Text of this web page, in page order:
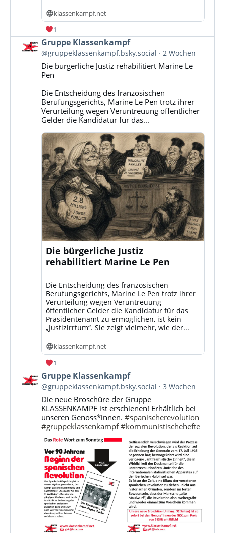
klassenkampf.net
1
Beitrag
von
Gruppe
Klassenkampf
Bluesky
ansehen
Gruppe Klassenkampf
@gruppeklassenkampf.bsky.social 2 Wochen
Die bürgerliche Justiz rehabilitiert Marine Le
Pen
Die Entscheidung des französischen
Berufungsgerichts, Marine Le Pen trotz ihrer
Verurteilung wegen Veruntreuung öffentlicher
Gelder die Kandidatur für das...
Die bürgerliche Justiz
rehabilitiert Marine Le Pen
Die Entscheidung des französischen
Berufungsgerichts, Marine Le Pen trotz ihrer
Verurteilung wegen Veruntreuung
öffentlicher Gelder die Kandidatur für das
Präsidentenamt zu ermöglichen, ist kein
„Justizirrtum“. Sie zeigt vielmehr, wie der...
klassenkampf.net
1
Beitrag
von
Gruppe
Klassenkampf
Bluesky
ansehen
Gruppe Klassenkampf
@gruppeklassenkampf.bsky.social 3 Wochen
Die neue Broschüre der Gruppe
KLASSENKAMPF ist erschienen! Erhältlich bei
unseren Genoss*innen.#spanischerevolution
#gruppeklassenkampf #kommunistischehefte